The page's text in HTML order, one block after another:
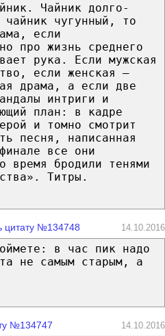
Чайник долго-
чугунный, то
если
про жизнь среднего
рука. Если мужская
если женская —
драма, а если две
интриги и
план: в кадре
и томно смотрит
песня, написанная
все они
время бродили тенями
Титры.
цитату №134748 14.10.2016
в час пик надо
не самым старым, а
№134747 14.10.2016